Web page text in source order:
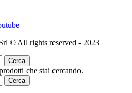
© All rights reserved - 2023
Cerca
che stai cercando.
Cerca